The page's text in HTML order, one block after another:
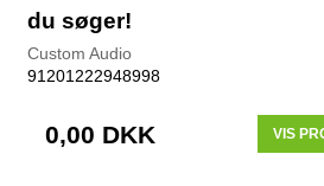
du søger!
Custom Audio
91201222948998
0,00 DKK VIS